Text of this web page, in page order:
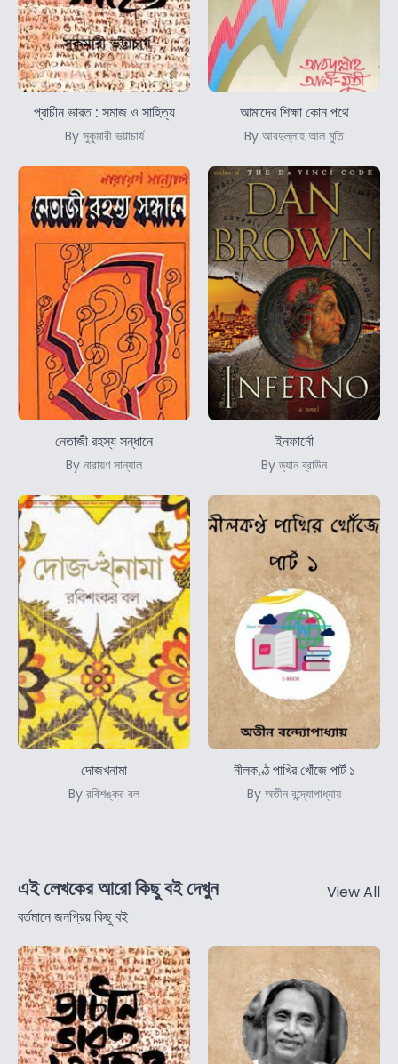
প্রাচীন ভারত : সমাজ ও সাহিত্য
By সুকুমারী ভট্টাচার্য
আমাদের শিক্ষা কোন পথে
By আবদুল্লাহ আল মুতি
নেতাজী রহস্য সন্ধানে
By নারায়ণ সান্যাল
ইনফার্নো
By ড্যান ব্রাউন
দোজখনামা
By রবিশঙ্কর বল
নীলকণ্ঠ পাখির খোঁজে পার্ট ১
By অতীন বন্দ্যোপাধ্যায়
এই লেখকের আরো কিছু বই দেখুন
বর্তমানে জনপ্রিয় কিছু বই
View All